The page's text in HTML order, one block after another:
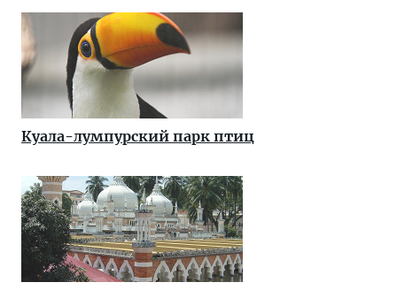
Куала-лумпурский парк птиц